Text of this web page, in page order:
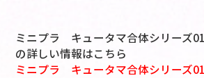
ミニプラ キュータマ合体シリーズ
の詳しい情報はこちら
ミニプラ キュータマ合体シリーズ